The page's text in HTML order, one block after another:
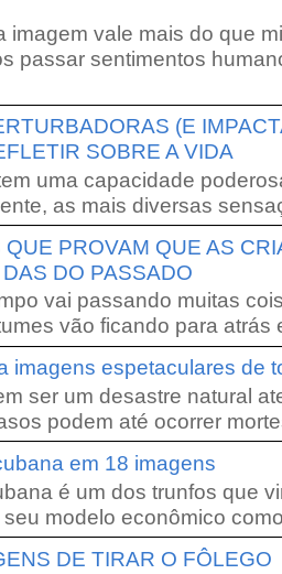
imagem vale mais do que
passar sentimentos
(E
SOBRE A VIDA
uma capacidade
as mais diversas
QUE PROVAM QUE AS
DO PASSADO
vai passando muitas
vão ficando para atrás
imagens espetaculares de
ser um desastre natural
podem até ocorrer
em 18 imagens
é um dos trunfos que
modelo econômico
DE TIRAR O FÔLEGO